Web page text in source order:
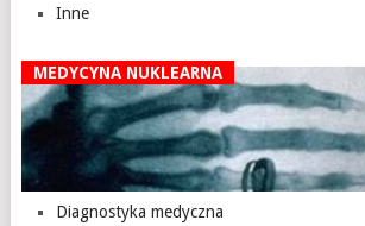
Inne
MEDYCYNA NUKLEARNA
Diagnostyka medyczna